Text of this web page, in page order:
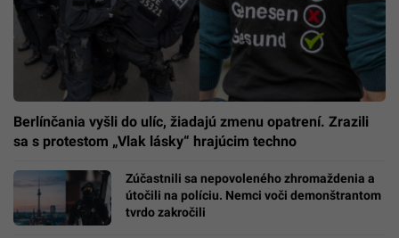
Berlínčania vyšli do ulíc, žiadajú zmenu opatrení. Zrazili
sa s protestom „Vlak lásky“ hrajúcim techno
Zúčastnili sa nepovoleného zhromaždenia a
útočili na políciu. Nemci voči demonštrantom
tvrdo zakročili